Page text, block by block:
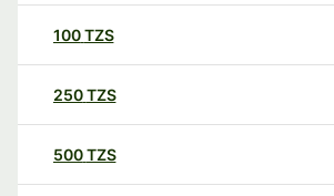
100TZS
250TZS
500TZS